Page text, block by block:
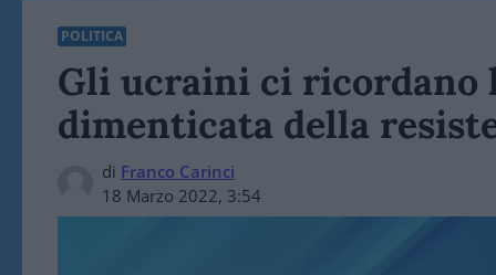
POLITICA
Gli ucraini ci ricordano
dimenticata della
di Franco Carinci
18 Marzo 2022, 3:54